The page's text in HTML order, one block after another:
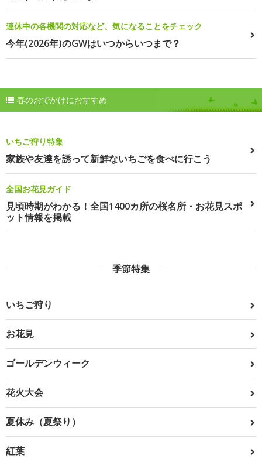
連休中の各機関の対応など、気になることをチェック
今年(2026年)のGWはいつからいつまで？
春のおでかけにおすすめ
いちご狩り特集
家族や友達を誘って新鮮ないちごを食べに行こう
全国お花見ガイド
見頃時期がわかる！全国1400カ所の桜名所・お花見スポ
ット情報を掲載
季節特集
いちご狩り
お花見
ゴールデンウィーク
花火大会
夏休み（夏祭り）
紅葉